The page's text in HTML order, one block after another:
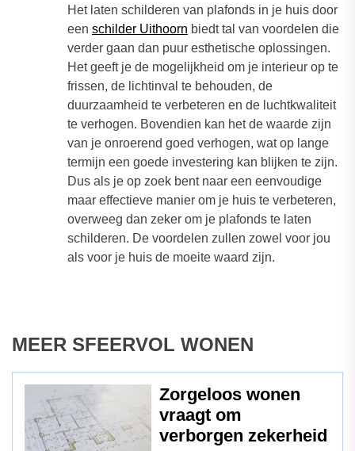
Het laten schilderen van plafonds in je huis door
een schilder Uithoorn biedt tal van voordelen die
verder gaan dan puur esthetische oplossingen.
Het geeft je de mogelijkheid om je interieur op te
frissen, de lichtinval te behouden, de
duurzaamheid te verbeteren en de luchtkwaliteit
te verhogen. Bovendien kan het de waarde zijn
van je onroerend goed verhogen, wat op lange
termijn een goede investering kan blijken te zijn.
Dus als je op zoek bent naar een eenvoudige
maar effectieve manier om je huis te verbeteren,
overweeg dan zeker om je plafonds te laten
schilderen. De voordelen zullen zowel voor jou
als voor je huis de moeite waard zijn.
MEER SFEERVOL WONEN
Zorgeloos wonen
vraagt om
verborgen zekerheid